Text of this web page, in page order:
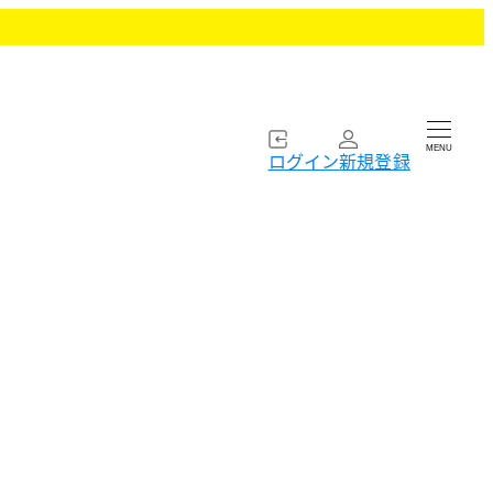
ログイン新規登録 MENU